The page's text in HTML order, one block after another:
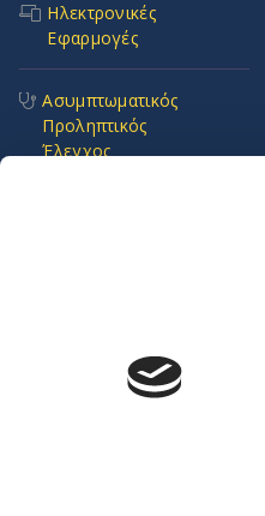
Ηλεκτρονικές
Εφαρμογές
Ασυμπτωματικός
Προληπτικός
Έλεγχος
Διαγωνισμοί